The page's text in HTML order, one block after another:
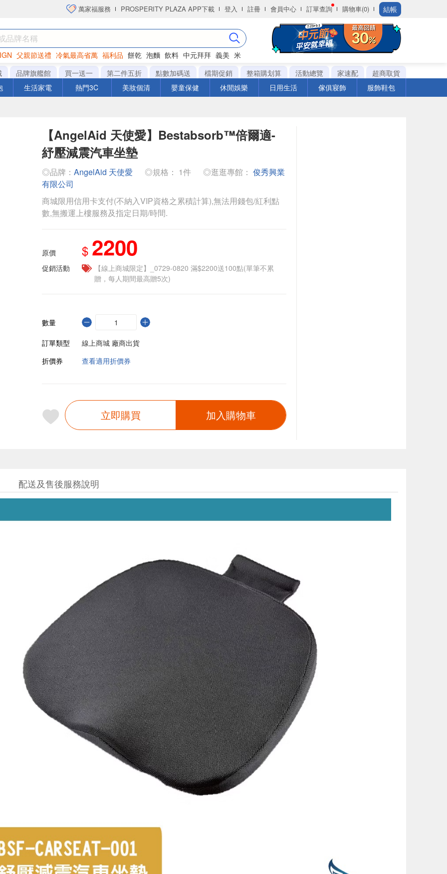
萬家福服務 PROSPERITY PLAZA APP下載 登入 註冊 會員中心 訂單查詢 購物車(0) 結帳
父親節送禮 冷氣最高省萬 福利品 餅乾 泡麵 飲料 中元拜拜 義美 米
洋芋片
品牌旗艦館 買一送一 第二件五折 點數加碼送 檔期促銷 整箱購划算 活動總覽 家速配
超商取貨
生活家電 熱門3C 美妝個清 嬰童保健 休閒娛樂 日用生活 傢俱寢飾 服飾鞋包
【AngelAid 天使愛】Bestabsorb™倍爾適-
紓壓減震汽車坐墊
◎品牌： AngelAid 天使愛 ◎規格： 1件 ◎逛逛專館： 俊秀興業
有限公司
商城限用信用卡支付(不納入VIP資格之累積計算),無法用錢包/紅利點
數,無搬運上樓服務及指定日期/時間.
原價 $ 2200
促銷活動
【線上商城限定】_0729-0820 滿$2200送100點(單筆不累
贈，每人期間最高贈5次)
數量
訂單類型
線上商城 廠商出貨
折價券
查看適用折價券
立即購買 加入購物車
配送及售後服務說明